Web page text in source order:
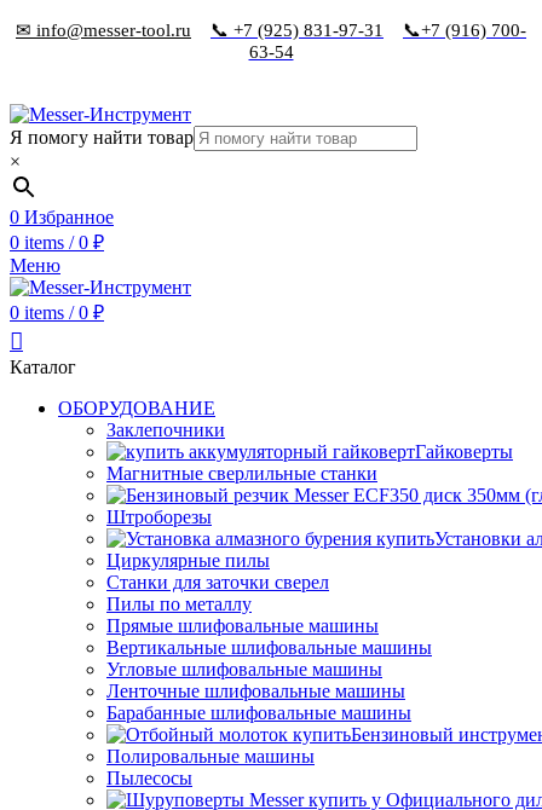
✉ info@messer-tool.ru 📞 +7 (925) 831-97-31
📞+7 (916) 700-
63-54
Я помогу найти товар
×
0 Избранное
0 items / 0 ₽
Меню
0 items / 0 ₽
Каталог
ОБОРУДОВАНИЕ
Заклепочники
Гайковерты
Магнитные сверлильные станки
Штроборезы
Установки
Циркулярные пилы
Станки для заточки сверел
Пилы по металлу
Прямые шлифовальные машины
Вертикальные шлифовальные машины
Угловые шлифовальные машины
Ленточные шлифовальные машины
Барабанные шлифовальные машины
Бензиновый
Полировальные машины
Пылесосы